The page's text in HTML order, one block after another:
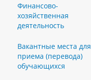
Финансово-
хозяйственная
деятельность
Вакантные места для
приема (перевода)
обучающихся